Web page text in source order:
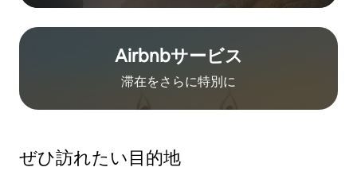
Airbnb⁠サ⁠ー⁠ビ⁠ス
滞在をさ⁠ら⁠に特⁠別⁠に
ぜひ訪⁠れ⁠た⁠い目⁠的⁠地